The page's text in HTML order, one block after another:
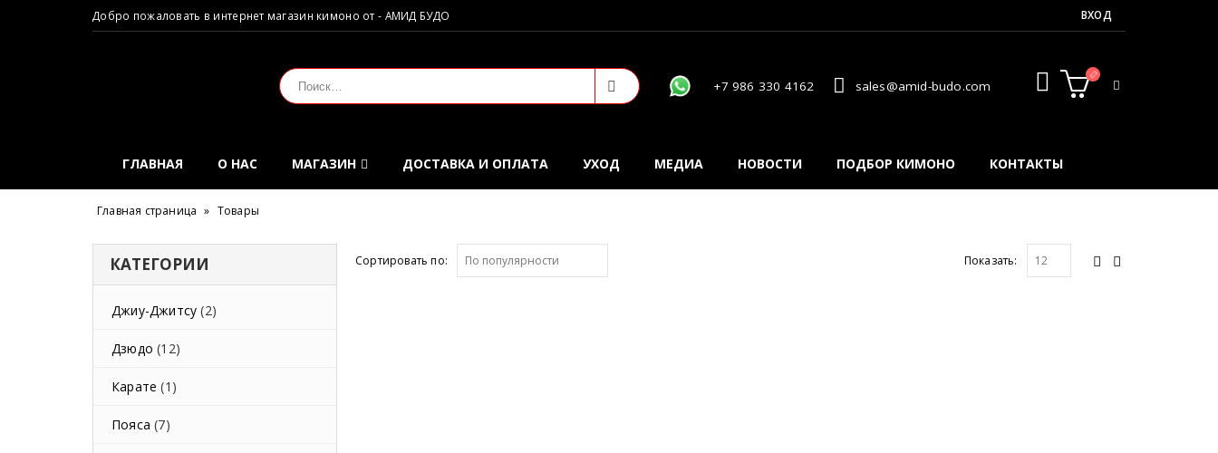
Добро пожаловать в интернет магазин кимоно от - АМИД БУДО ВХОД
+7 986 330 4162 sales@amid-budo.com
ГЛАВНАЯ О НАС МАГАЗИН ДОСТАВКА И ОПЛАТА УХОД МЕДИА НОВОСТИ ПОДБОР КИМОНО КОНТАКТЫ
Главная страница » Товары
Сортировать по: Показать:
КАТЕГОРИИ
Джиу-Джитсу (2)
Дзюдо (12)
Карате (1)
Пояса (7)